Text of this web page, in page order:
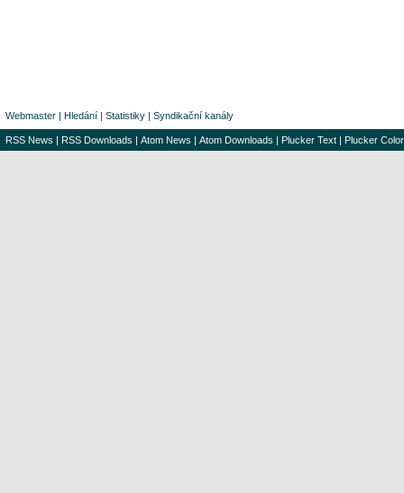
Webmaster | Hledání | Statistiky | Syndikační kanály
RSS News | RSS Downloads | Atom News | Atom Downloads | Plucker Text | Plucker Color